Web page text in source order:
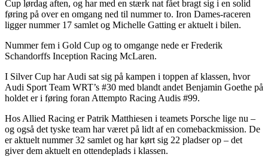
Cup lørdag aften, og har med en stærk nat fået bragt sig i en solid
føring på over en omgang ned til nummer to. Iron Dames-raceren
ligger nummer 17 samlet og Michelle Gatting er aktuelt i bilen.
Nummer fem i Gold Cup og to omgange nede er Frederik
Schandorffs Inception Racing McLaren.
I Silver Cup har Audi sat sig på kampen i toppen af klassen, hvor
Audi Sport Team WRT’s #30 med blandt andet Benjamin Goethe på
holdet er i føring foran Attempto Racing Audis #99.
Hos Allied Racing er Patrik Matthiesen i teamets Porsche lige nu –
og også det tyske team har været på lidt af en comebackmission. De
er aktuelt nummer 32 samlet og har kørt sig 22 pladser op – det
giver dem aktuelt en ottendeplads i klassen.